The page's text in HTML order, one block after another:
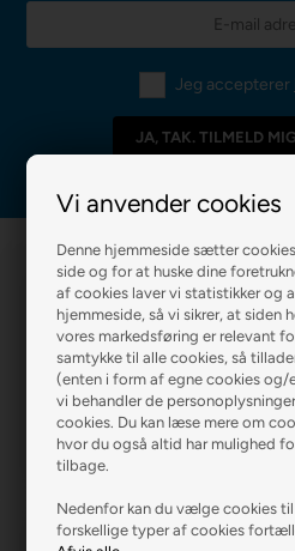
Vi anvender cookies
Denne hjemmeside sætter
side og for at huske dine
af cookies laver vi statistikker og
hjemmeside, så vi sikrer, at siden
vores markedsføring er relevant
samtykke til alle cookies, så
(enten i form af egne cookies
vi behandler de
cookies. Du kan læse mere om
hvor du også altid har mulighed
tilbage.
Nedenfor kan du vælge cookies
forskellige typer af cookies
Jeg accepterer
R2 MALERFIRMA